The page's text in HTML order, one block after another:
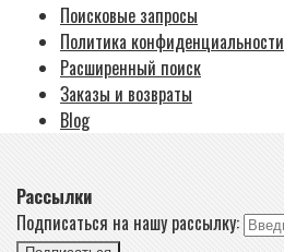
Поисковые запросы
Политика конфиденциальности
Расширенный поиск
Заказы и возвраты
Blog
Рассылки
Подписаться на нашу рассылку: